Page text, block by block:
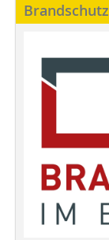
Brandschutz